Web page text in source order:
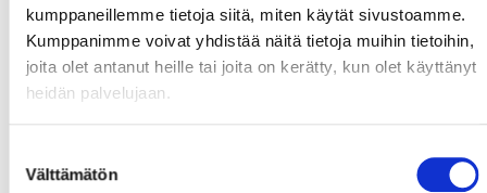
kumppaneillemme tietoja siitä, miten käytät sivustoamme.
Kumppanimme voivat yhdistää näitä tietoja muihin tietoihin,
joita olet antanut heille tai joita on kerätty, kun olet käyttänyt
heidän palvelujaan.
valinta
Välttämätön